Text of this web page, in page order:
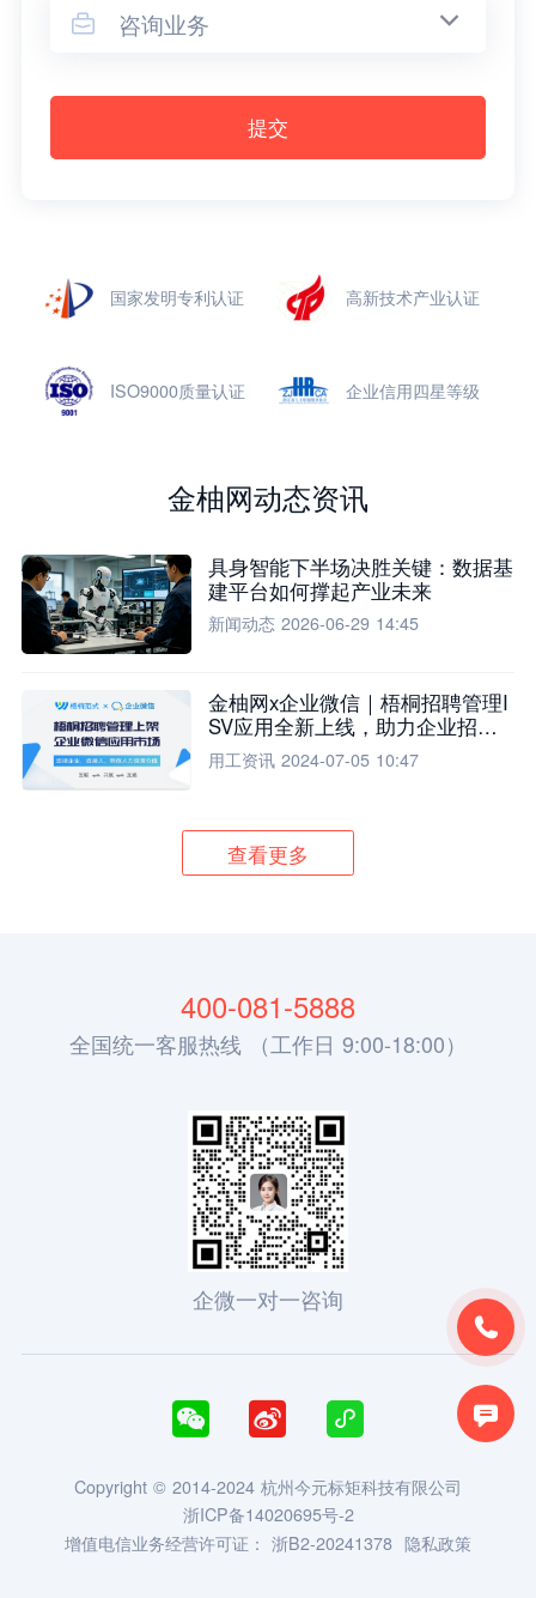
 咨询业务
提交
国家发明专利认证 高新技术产业认证
ISO9000质量认证 企业信用四星等级
金柚网动态资讯
具身智能下半场决胜关键：数据基
建平台如何撑起产业未来
新闻动态 2026-06-29 14:45
金柚网x企业微信｜梧桐招聘管理I
SV应用全新上线，助力企业招聘
流程全面升级
用工资讯 2024-07-05 10:47
查看更多


400-081-5888
全国统一客服热线 （工作日 9:00-18:00）
企微一对一咨询
  
Copyright © 2014-2024 杭州今元标矩科技有限公司
浙ICP备14020695号-2
增值电信业务经营许可证： 浙B2-20241378 隐私政策